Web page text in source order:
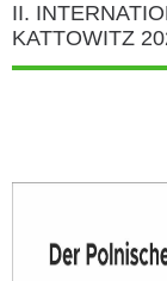
II.
KATTOWITZ